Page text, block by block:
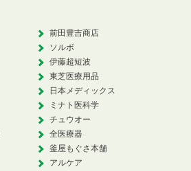
前田豊吉商店
ソルボ
伊藤超短波
東芝医療用品
日本メディックス
ミナト医科学
チュウオー
全医療器
釜屋もぐさ本舗
アルケア